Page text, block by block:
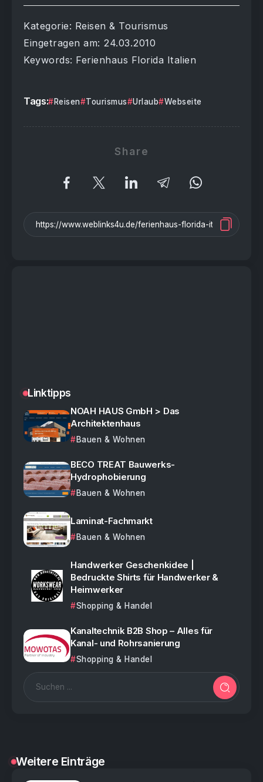
Kategorie: Reisen & Tourismus
Eingetragen am: 24.03.2010
Keywords: Ferienhaus Florida Italien
Tags: Reisen Tourismus Urlaub Webseite
Share
Linktipps
NOAH HAUS GmbH > Das
Architektenhaus
Bauen & Wohnen
BECO TREAT Bauwerks-
Hydrophobierung
Bauen & Wohnen
Laminat-Fachmarkt
Bauen & Wohnen
Handwerker Geschenkidee |
Bedruckte Shirts für Handwerker &
Heimwerker
Shopping & Handel
Kanaltechnik B2B Shop – Alles für
Kanal- und Rohrsanierung
Shopping & Handel
Weitere Einträge